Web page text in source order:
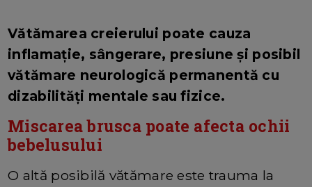
Vătămarea creierului poate cauza
inflamație, sângerare, presiune și posibil
vătămare neurologică permanentă cu
dizabilități mentale sau fizice.
Miscarea brusca poate afecta ochii
bebelusului
O altă posibilă vătămare este trauma la